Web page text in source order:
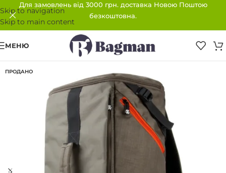
Skip to navigation
Skip to main content
Для замовлень від 3000 грн. доставка Новою Поштою
безкоштовна.
МЕНЮ
ПРОДАНО